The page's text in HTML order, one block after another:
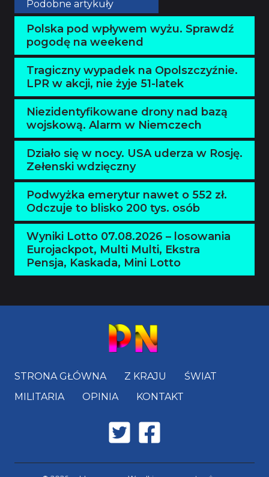
Podobne artykuły
Polska pod wpływem wyżu. Sprawdź
pogodę na weekend
Tragiczny wypadek na Opolszczyźnie.
LPR w akcji, nie żyje 51-latek
Niezidentyfikowane drony nad bazą
wojskową. Alarm w Niemczech
Działo się w nocy. USA uderza w Rosję.
Zełenski wdzięczny
Podwyżka emerytur nawet o 552 zł.
Odczuje to blisko 200 tys. osób
Wyniki Lotto 07.08.2026 – losowania
Eurojackpot, Multi Multi, Ekstra
Pensja, Kaskada, Mini Lotto
STRONA GŁÓWNA Z KRAJU
ŚWIAT
MILITARIA
OPINIA KONTAKT